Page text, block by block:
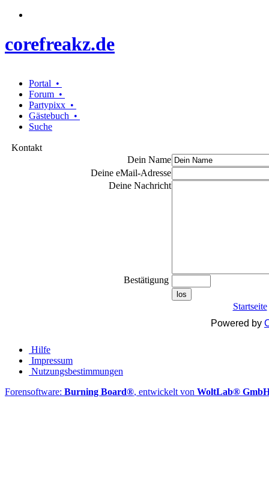
corefreakz.de
Portal •
Forum •
Partypixx •
Gästebuch •
Suche
Kontakt
Dein Name
Deine eMail-Adresse
Deine Nachricht
Bestätigung
los
Startseite
Powered by
Hilfe
Impressum
Nutzungsbestimmungen
Forensoftware: Burning Board®, entwickelt von WoltLab®